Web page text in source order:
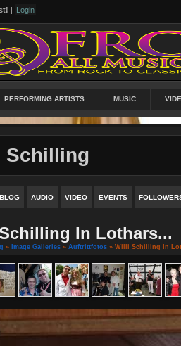
| Login
PERFORMING ARTISTS MUSIC
Schilling
BLOG AUDIO VIDEO EVENTS
In Lothars...
» Image Galleries » Auftrittfotos » Willi Schilling In